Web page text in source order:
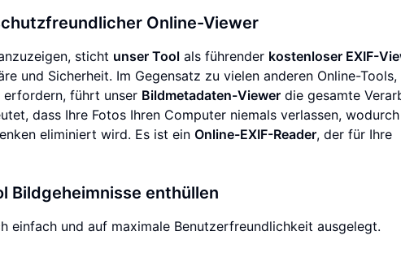
Online-Viewer
sticht unser Tool als führender kostenloser EXIF-
und Sicherheit. Im Gegensatz zu vielen anderen Online-
erfordern, führt unser Bildmetadaten-Viewer die gesamte
dass Ihre Fotos Ihren Computer niemals verlassen,
eliminiert wird. Es ist ein Online-EXIF-Reader, der für Ihre
Bildgeheimnisse enthüllen
einfach und auf maximale Benutzerfreundlichkeit ausgelegt.